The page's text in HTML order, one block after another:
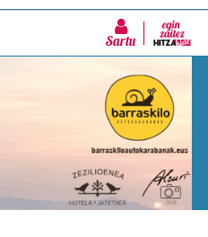
Sartu